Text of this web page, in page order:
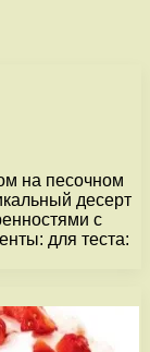
на песочном
десерт
с
для теста: